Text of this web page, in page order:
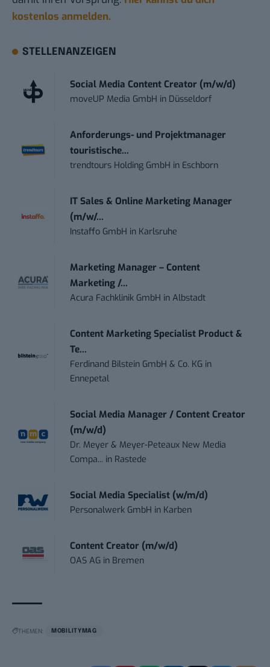
kostenlos anmelden.
STELLENANZEIGEN
Social Media Content Creator (m/w/d)
moveUP Media GmbH in Düsseldorf
Anforderungs- und Projektmanager
touristische...
trendtours Holding GmbH in Eschborn
IT Sales & Online Marketing Manager
(m/w/...
Instaffo GmbH in Karlsruhe
Marketing Manager – Content
Marketing /...
Acura Fachklinik GmbH inAlbstadt
Content Marketing Specialist Product &
Te...
Ferdinand Bilstein GmbH & Co. KG in
Ennepetal
Social Media Manager / Content Creator
(m/w/d)
Dr. Meyer & Meyer-Peteaux New Media
Compa... in Rastede
Social Media Specialist (w/m/d)
Personalwerk GmbH in Karben
Content Creator (m/w/d)
OAS AG in Bremen
THEMEN: MOBILITYMAG